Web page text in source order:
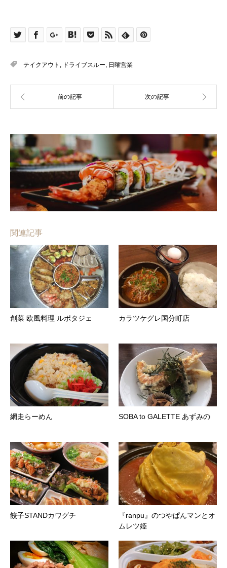
テイクアウト , ドライブスルー, 日曜営業
関連記事
創菜 欧風料理 ルポタジェ カラツケグレ国分町店
網走らーめん SOBA to GALETTE あずみの
餃子STANDカワグチ
『ranpu』のつやぱんマンとオ
ムレツ姫